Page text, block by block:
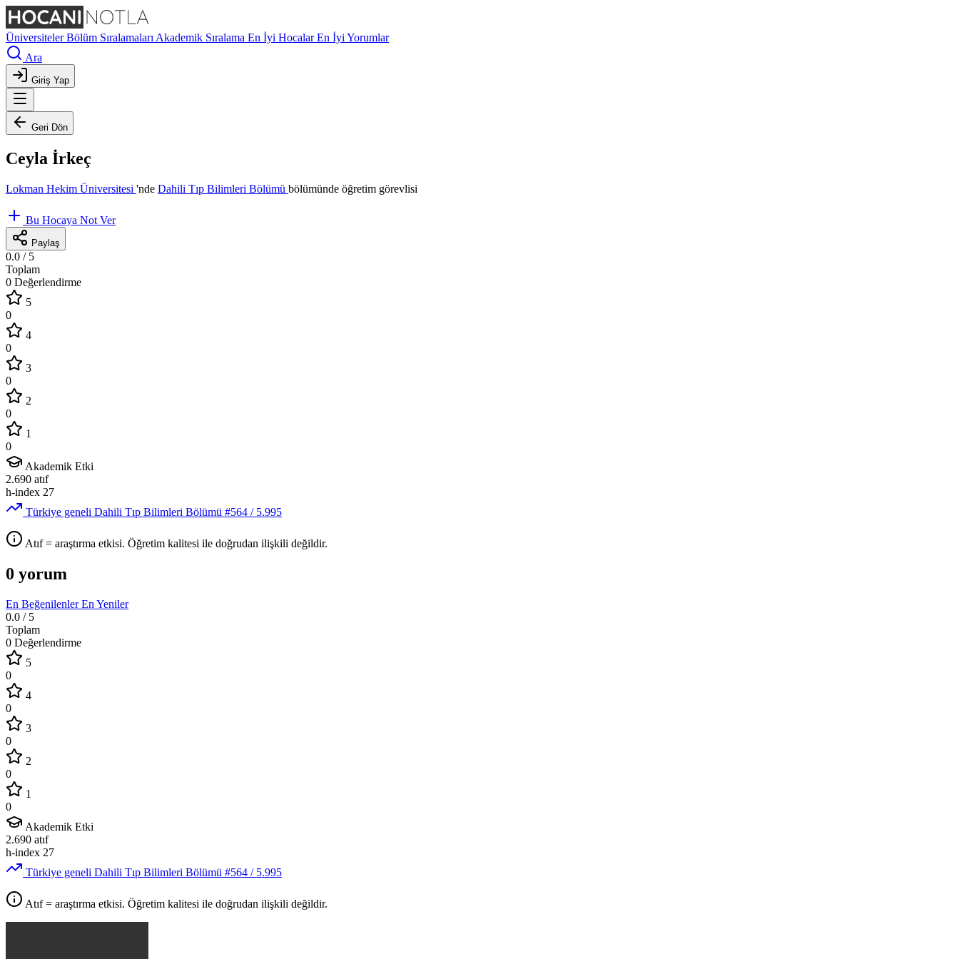
ÜniversitelerBölüm Sıralamaları Akademik Sıralama En İyi HocalarEn İyi Yorumlar
Ara
Giriş Yap
Geri Dön
Ceyla İrkeç
Lokman Hekim Üniversitesi 'nde Dahili Tıp Bilimleri Bölümü bölümünde öğretim görevlisi
Bu Hocaya Not Ver
Paylaş
0.0 / 5
Toplam
0 Değerlendirme
5
0
4
0
3
0
2
0
1
0
Akademik Etki
2.690 atıf
h-index 27
Türkiye geneli Dahili Tıp Bilimleri Bölümü #564 / 5.995
Atıf = araştırma etkisi. Öğretim kalitesi ile doğrudan ilişkili değildir.
0 yorum
En BeğenilenlerEn Yeniler
0.0 / 5
Toplam
0 Değerlendirme
5
0
4
0
3
0
2
0
1
0
Akademik Etki
2.690 atıf
h-index 27
Türkiye geneli Dahili Tıp Bilimleri Bölümü #564 / 5.995
Atıf = araştırma etkisi. Öğretim kalitesi ile doğrudan ilişkili değildir.